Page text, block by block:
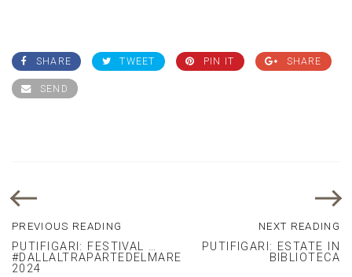
SHARE TWEET PIN IT SHARE
SEND
PREVIOUS READING
PUTIFIGARI: FESTIVAL …
#DALLALTRAPARTEDELMARE
2024
NEXT READING
PUTIFIGARI: ESTATE IN
BIBLIOTECA